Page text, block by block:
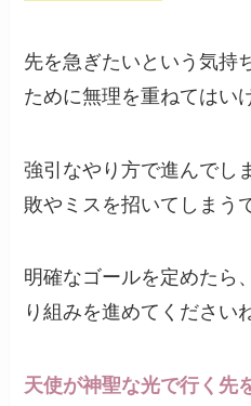
先を急ぎたいという気持
ために無理を重ねてはい
強引なやり方で進んでし
敗やミスを招いてしまう
明確なゴールを定めたら
り組みを進めてください
天使が神聖な光で行く先